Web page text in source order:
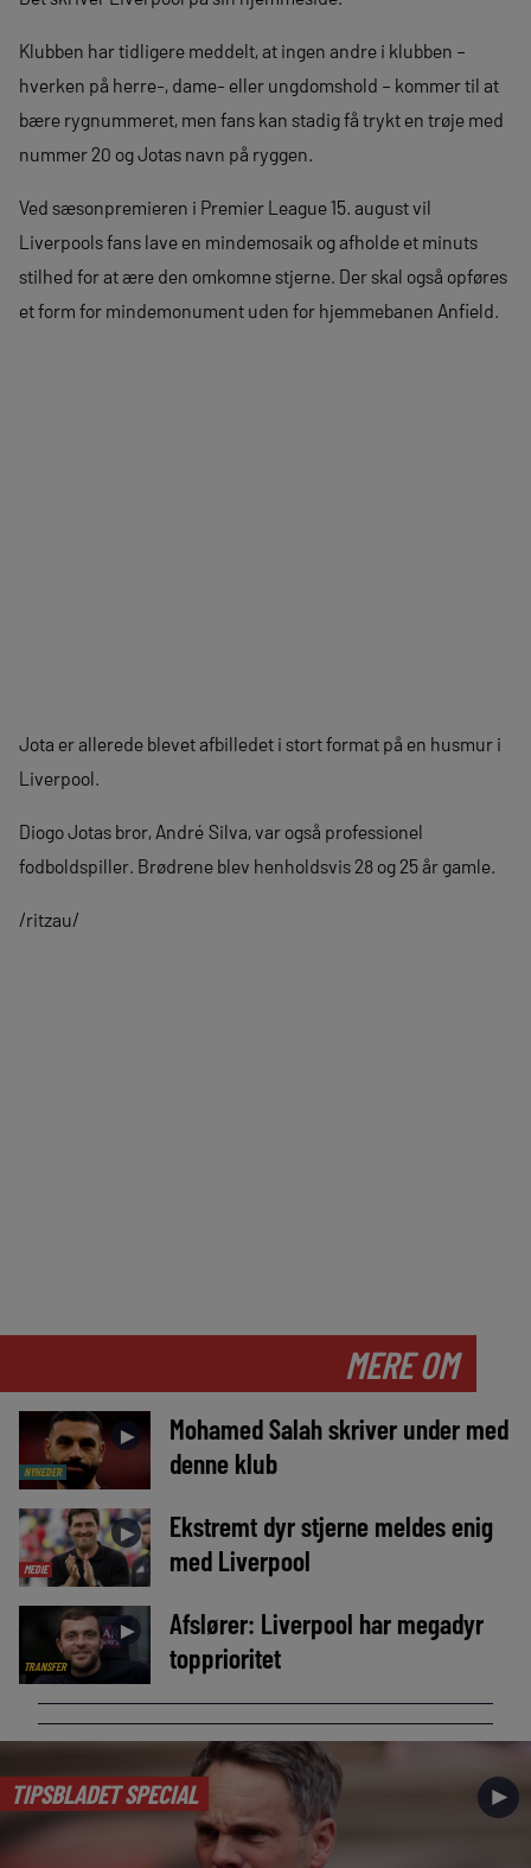
Klubben har tidligere meddelt, at ingen andre i klubben –
hverken på herre-, dame- eller ungdomshold – kommer til at
bære rygnummeret, men fans kan stadig få trykt en trøje med
nummer 20 og Jotas navn på ryggen.
Ved sæsonpremieren i Premier League 15. august vil
Liverpools fans lave en mindemosaik og afholde et minuts
stilhed for at ære den omkomne stjerne. Der skal også opføres
et form for mindemonument uden for hjemmebanen Anfield.
Jota er allerede blevet afbilledet i stort format på en husmur i
Liverpool.
Diogo Jotas bror, André Silva, var også professionel
fodboldspiller. Brødrene blev henholdsvis 28 og 25 år gamle.
/ritzau/
MERE OM
NYHEDER
►
Mohamed Salah skriver under med
denne klub
MEDIE
►
Ekstremt dyr stjerne meldes enig
med Liverpool
TRANSFER
►
Afslører: Liverpool har megadyr
topprioritet
TIPSBLADET SPECIAL ►